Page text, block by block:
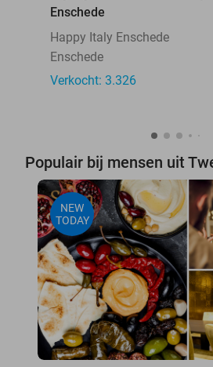
Enschede
Happy Italy Enschede
Enschede
Verkocht: 3.326
Populair bij mensen uit
NEW
TODAY